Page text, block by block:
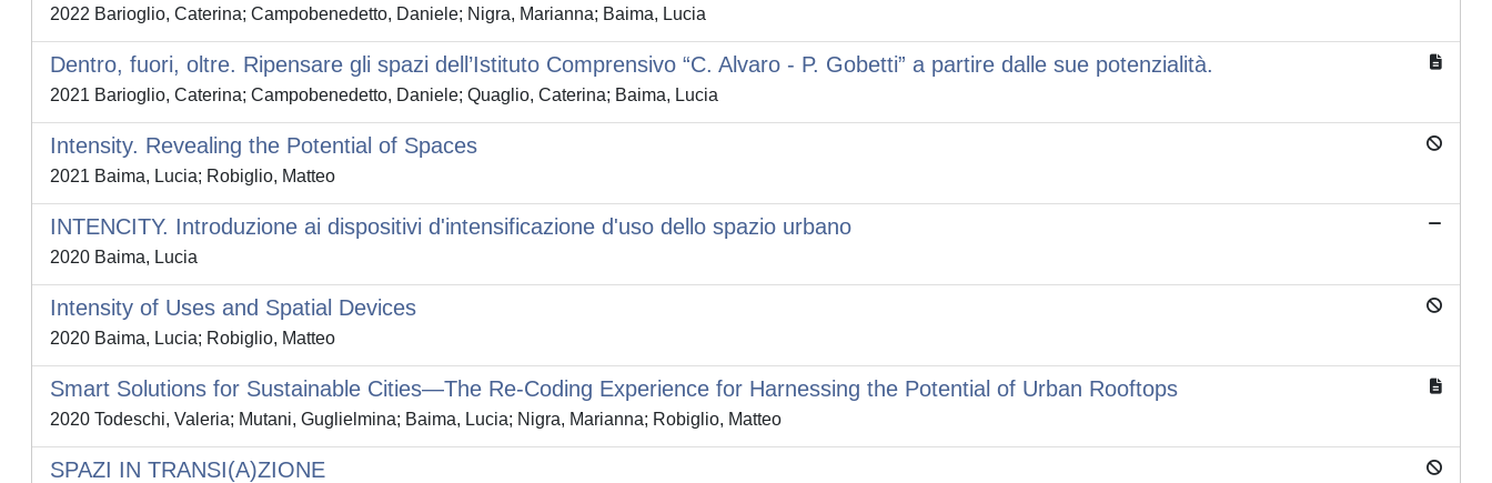
2022 Barioglio, Caterina; Campobenedetto, Daniele; Nigra, Marianna; Baima, Lucia
Dentro, fuori, oltre. Ripensare gli spazi dell’Istituto Comprensivo “C. Alvaro - P. Gobetti” a partire dalle sue potenzialità.
2021 Barioglio, Caterina; Campobenedetto, Daniele; Quaglio, Caterina; Baima, Lucia
Intensity. Revealing the Potential of Spaces
2021 Baima, Lucia; Robiglio, Matteo
INTENCITY. Introduzione ai dispositivi d'intensificazione d'uso dello spazio urbano
2020 Baima, Lucia
Intensity of Uses and Spatial Devices
2020 Baima, Lucia; Robiglio, Matteo
Smart Solutions for Sustainable Cities—The Re-Coding Experience for Harnessing the Potential of Urban Rooftops
2020 Todeschi, Valeria; Mutani, Guglielmina; Baima, Lucia; Nigra, Marianna; Robiglio, Matteo
SPAZI IN TRANSI(A)ZIONE